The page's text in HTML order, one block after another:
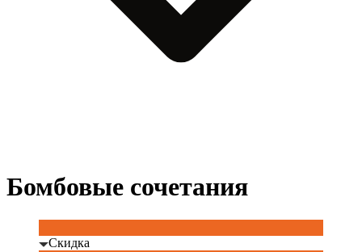
Бомбовые сочетания
Скидка